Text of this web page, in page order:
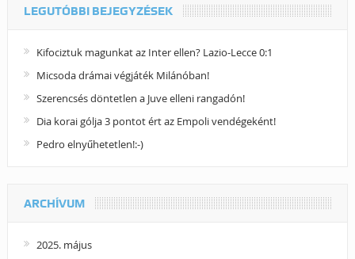
LEGUTÓBBI BEJEGYZÉSEK
Kifociztuk magunkat az Inter ellen? Lazio-Lecce 0:1
Micsoda drámai végjáték Milánóban!
Szerencsés döntetlen a Juve elleni rangadón!
Dia korai gólja 3 pontot ért az Empoli vendégeként!
Pedro elnyűhetetlen!:-)
ARCHÍVUM
2025. május